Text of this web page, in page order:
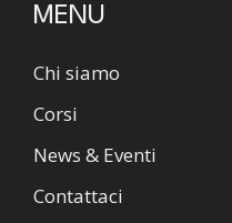
MENU
Chi siamo
Corsi
News & Eventi
Contattaci